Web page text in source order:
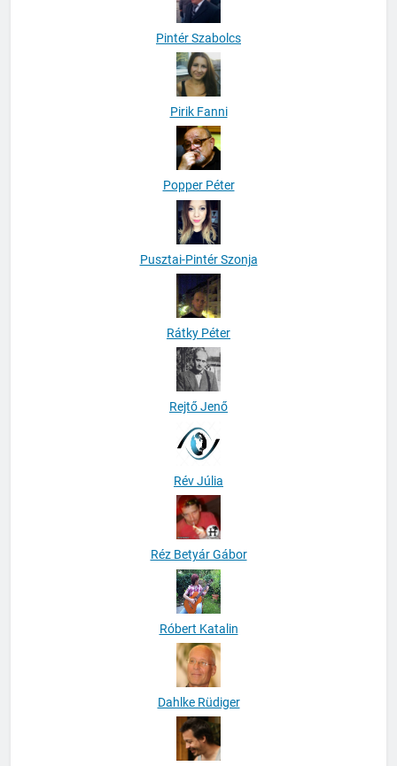
Pintér Szabolcs
Pirik Fanni
Popper Péter
Pusztai-Pintér Szonja
Rátky Péter
Rejtő Jenő
Rév Júlia
Réz Betyár Gábor
Róbert Katalin
Dahlke Rüdiger